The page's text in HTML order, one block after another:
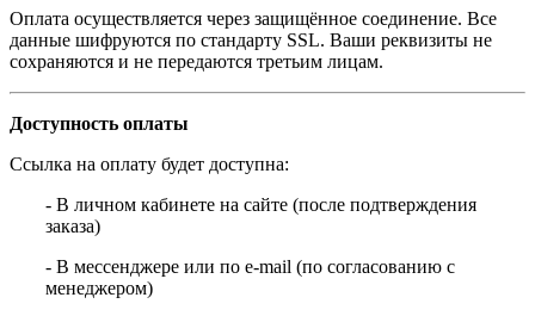
Оплата осуществляется через защищённое соединение. Все
данные шифруются по стандарту SSL. Ваши реквизиты не
сохраняются и не передаются третьим лицам.
Доступность оплаты
Ссылка на оплату будет доступна:
- В личном кабинете на сайте (после подтверждения
заказа)
- В мессенджере или по e-mail (по согласованию с
менеджером)